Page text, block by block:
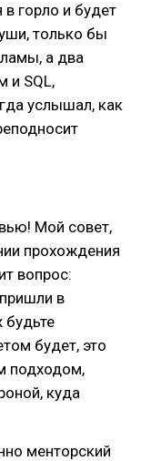
горло и будет
только бы
а два
и SQL,
услышал, как
Мой совет,
прохождения
вопрос:
в
будьте
будет, это
подходом,
куда
менторский